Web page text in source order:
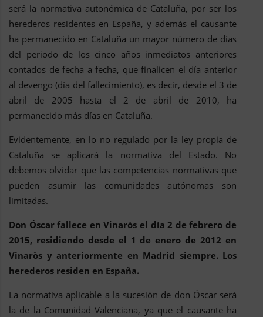
será la normativa autonómica de Cataluña, por ser los
herederos residentes en España, y además el causante
ha permanecido en Cataluña un mayor número de días
del periodo de los cinco años inmediatos anteriores
contados de fecha a fecha, que finalicen el día anterior
al devengo (día del fallecimiento), es decir, desde el 3 de
abril de 2005 hasta el 2 de abril de 2010, ha
permanecido más días en Cataluña.
Evidentemente, en lo no regulado por la ley propia de
Cataluña se aplicará la normativa del Estado. No
debemos olvidar que las competencias normativas que
pueden asumir las comunidades autónomas son
limitadas.
Don Óscar fallece en Vinaròs el día 2 de febrero de
2015, residiendo desde el 1 de enero de 2012 en
Vinaròs y anteriormente en Madrid siempre. Los
herederos residen en España.
La normativa aplicable a la sucesión de don Óscar será
la de la Comunidad Valenciana, ya que el causante ha